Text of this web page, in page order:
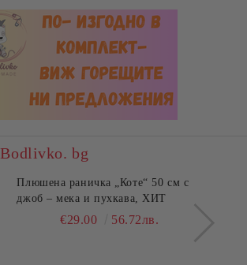
bg
Плюшена раничка „Коте“ 50 см с
джоб – мека и пухкава, ХИТ
€29.00 56.72лв.